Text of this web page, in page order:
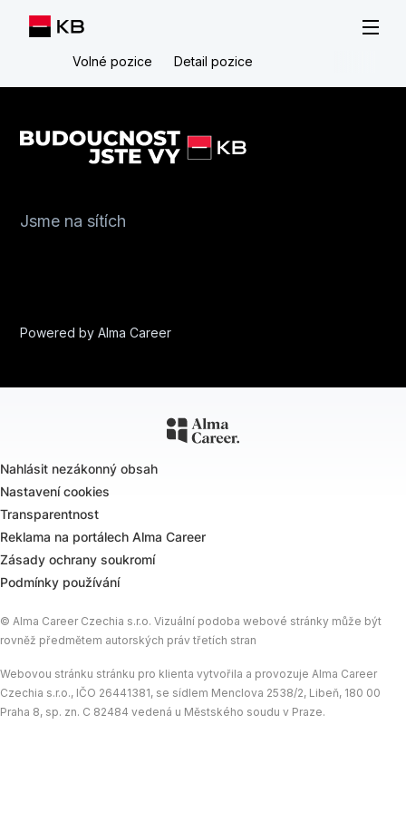
Volné pozice Detail pozice
Jsme na sítích
Powered byAlma Career
Nahlásit nezákonný obsah
Nastavení cookies
Transparentnost
Reklama na portálech Alma Career
Zásady ochrany soukromí
Podmínky používání
© Alma Career Czechia s.r.o. Vizuální podoba webové stránky může být
rovněž předmětem autorských práv třetích stran
Webovou stránku stránku pro klienta vytvořila a provozuje Alma Career
Czechia s.r.o., IČO 26441381, se sídlem Menclova 2538/2, Libeň, 180 00
Praha 8, sp. zn. C 82484 vedená u Městského soudu v Praze.